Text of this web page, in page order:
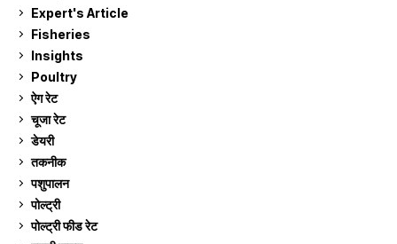
Expert's Article
Fisheries
Insights
Poultry
ऐग रेट
चूजा रेट
डेयरी
तकनीक
पशुपालन
पोल्ट्री
पोल्ट्री फीड रेट